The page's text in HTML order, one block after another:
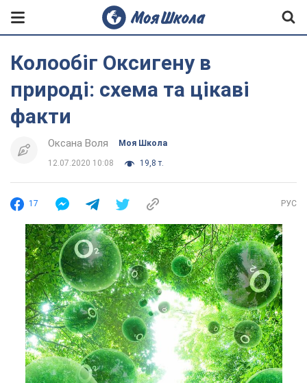
Колообіг Оксигену в
природі: схема та цікаві
факти
Оксана Воля Моя Школа
12.07.2020 10:08 19,8 т.
17 РУС